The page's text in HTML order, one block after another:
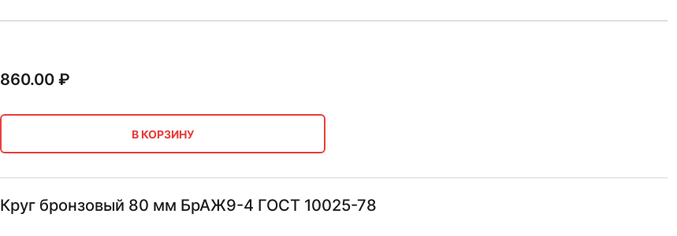
860.00₽
В КОРЗИНУ
Круг бронзовый 80 мм БрАЖ9-4 ГОСТ 10025-78